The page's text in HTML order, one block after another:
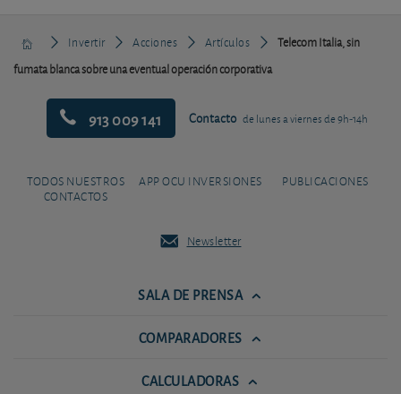
Invertir Acciones Artículos
Telecom Italia, sin
fumata blanca sobre una eventual operación corporativa
913 009 141 Contacto de lunes a viernes de 9h-14h
TODOS NUESTROS
CONTACTOS
APP OCU INVERSIONES PUBLICACIONES
Newsletter
SALA DE PRENSA
COMPARADORES
CALCULADORAS